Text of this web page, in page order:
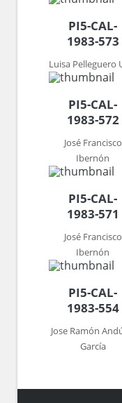
PI5-CAL-
1983-573
Luisa Pelleguero
PI5-CAL-
1983-572
José Francisco
Ibernón
PI5-CAL-
1983-571
José Francisco
Ibernón
PI5-CAL-
1983-554
Jose Ramón
García